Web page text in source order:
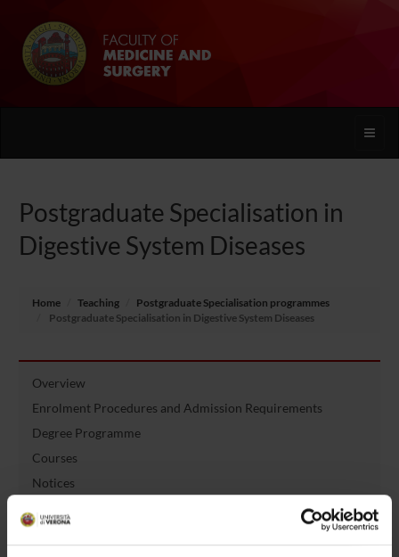
Toggle
Postgraduate Specialisation in
Digestive System Diseases
Home Teaching
Postgraduate Specialisation programmes
Postgraduate Specialisation in Digestive System Diseases
Overview
Enrolment Procedures and Admission Requirements
Degree Programme
Courses
Notices